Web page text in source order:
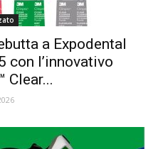
a Expodental
con l’innovativo
Clear...